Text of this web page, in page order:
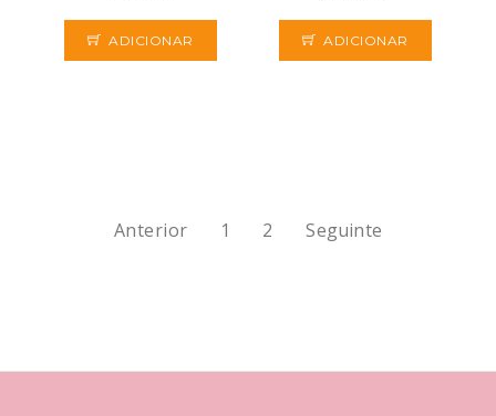
ADICIONAR ADICIONAR
Anterior 1 2 Seguinte